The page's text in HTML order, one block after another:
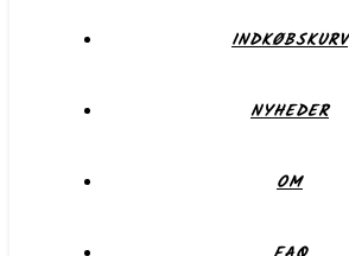
INDKØBSKURV
NYHEDER
OM